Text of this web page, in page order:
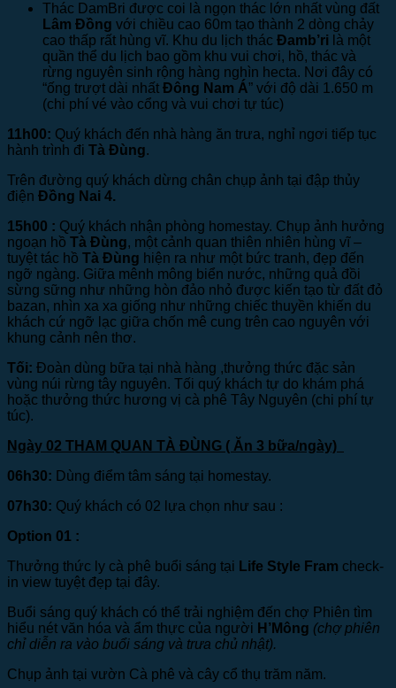
Thác DamBri được coi là ngọn thác lớn nhất vùng đất
Lâm Đồng với chiều cao 60m tạo thành 2 dòng chảy
cao thấp rất hùng vĩ. Khu du lịch thác Đamb’ri là một
quần thể du lịch bao gồm khu vui chơi, hồ, thác và
rừng nguyên sinh rộng hàng nghìn hecta. Nơi đây có
“ống trượt dài nhất Đông Nam Á” với độ dài 1.650 m
(chi phí vé vào cổng và vui chơi tự túc)
11h00: Quý khách đến nhà hàng ăn trưa, nghỉ ngơi tiếp tục
hành trình đi Tà Đùng.
Trên đường quý khách dừng chân chụp ảnh tại đập thủy
điện Đồng Nai 4.
15h00 : Quý khách nhận phòng homestay. Chụp ảnh hưởng
ngoạn hồ Tà Đùng, một cảnh quan thiên nhiên hùng vĩ –
tuyệt tác hồ Tà Đùng hiện ra như một bức tranh, đẹp đến
ngỡ ngàng. Giữa mênh mông biển nước, những quả đồi
sừng sững như những hòn đảo nhỏ được kiến tạo từ đất đỏ
bazan, nhìn xa xa giống như những chiếc thuyền khiến du
khách cứ ngỡ lạc giữa chốn mê cung trên cao nguyên với
khung cảnh nên thơ.
Tối: Đoàn dùng bữa tại nhà hàng ,thưởng thức đặc sản
vùng núi rừng tây nguyên. Tối quý khách tự do khám phá
hoặc thưởng thức hương vị cà phê Tây Nguyên (chi phí tự
túc).
Ngày 02 THAM QUAN TÀ ĐÙNG ( Ăn 3 bữa/ngày)
06h30: Dùng điểm tâm sáng tại homestay.
07h30: Quý khách có 02 lựa chọn như sau :
Option 01 :
Thưởng thức ly cà phê buổi sáng tại Life Style Fram check-
in view tuyệt đẹp tại đây.
Buổi sáng quý khách có thể trải nghiệm đến chợ Phiên tìm
hiểu nét văn hóa và ẩm thực của người H’Mông (chợ phiên
chỉ diễn ra vào buổi sáng và trưa chủ nhật).
Chụp ảnh tại vườn Cà phê và cây cổ thụ trăm năm.